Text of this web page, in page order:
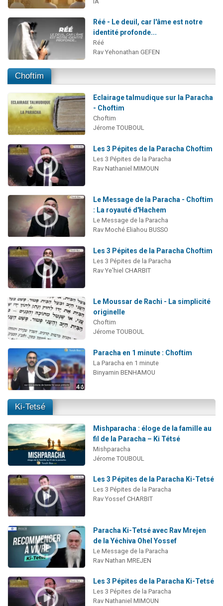
Réé - Le deuil, car l'âme est notre
identité profonde...
Réé
Rav Yehonathan GEFEN
Choftim
Eclairage talmudique sur la Paracha
- Choftim
Choftim
Jérome TOUBOUL
Les 3 Pépites de la Paracha Choftim
Les 3 Pépites de la Paracha
Rav Nathaniel MIMOUN
Le Message de la Paracha - Choftim
: La royauté d'Hachem
Le Message de la Paracha
Rav Moché Eliahou BUSSO
Les 3 Pépites de la Paracha Choftim
Les 3 Pépites de la Paracha
Rav Ye'hiel CHARBIT
Le Moussar de Rachi - La simplicité
originelle
Choftim
Jérome TOUBOUL
Paracha en 1 minute : Choftim
La Paracha en 1 minute
Binyamin BENHAMOU
Ki-Tetsé
Mishparacha : éloge de la famille au
fil de la Paracha – Ki Tétsé
Mishparacha
Jérome TOUBOUL
Les 3 Pépites de la Paracha Ki-Tetsé
Les 3 Pépites de la Paracha
Rav Yossef CHARBIT
Paracha Ki-Tetsé avec Rav Mrejen
de la Yéchiva Ohel Yossef
Le Message de la Paracha
Rav Nathan MREJEN
Les 3 Pépites de la Paracha Ki-Tetsé
Les 3 Pépites de la Paracha
Rav Nathaniel MIMOUN